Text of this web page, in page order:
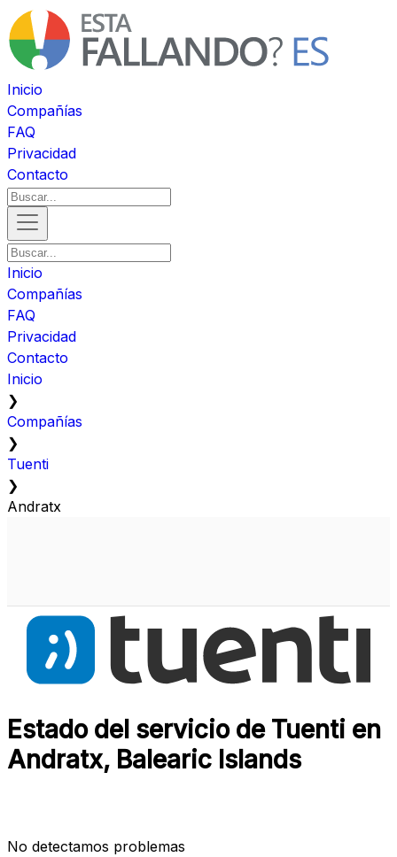
Inicio
Compañías
FAQ
Privacidad
Contacto
Inicio
Compañías
FAQ
Privacidad
Contacto
Inicio
❯
Compañías
❯
Tuenti
❯
Andratx
Estado del servicio de Tuenti en
Andratx, Balearic Islands
No detectamos problemas